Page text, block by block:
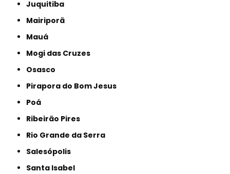
Juquitiba
Mairiporã
Mauá
Mogi das Cruzes
Osasco
Pirapora do Bom Jesus
Poá
Ribeirão Pires
Rio Grande da Serra
Salesópolis
Santa Isabel